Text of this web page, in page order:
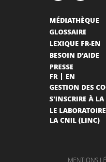
MÉDIATHÈQUE
GLOSSAIRE
LEXIQUE FR-EN
BESOIN D'AIDE
PRESSE
FR
EN
GESTION DES
S'INSCRIRE À
LE
LA CNIL (LINC)
MENTIONS